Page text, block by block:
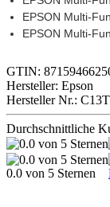
EPSON Multi-
EPSON Multi-
GTIN:
Hersteller: Epson
Hersteller Nr.:
Durchschnittliche
0.0 von 5 Sternen